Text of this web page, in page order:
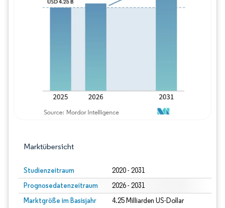
Marktübersicht
Studienzeitraum 2020 - 2031
Prognosedatenzeitraum 2026 - 2031
Marktgröße im Basisjahr
4.25 Milliarden US-Dollar